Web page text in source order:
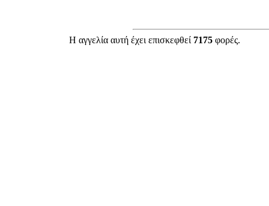
Η αγγελία αυτή έχει επισκεφθεί 7175 φορές.